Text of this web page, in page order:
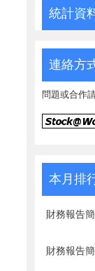
統計資
連絡方
問題或合作
本月排
財務報告
財務報告